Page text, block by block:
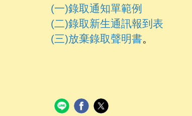
(一)錄取通知單範例
(二)錄取新生通訊報到表
(三)放棄錄取聲明書。